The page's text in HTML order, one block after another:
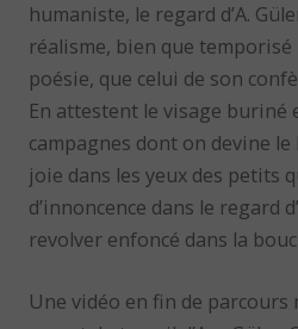
humaniste, le regard d’A.
réalisme, bien que
poésie, que celui de son
En attestent le visage buriné
campagnes dont on devine le
joie dans les yeux des petits
d’innoncence dans le regard
revolver enfoncé dans la
Une vidéo en fin de